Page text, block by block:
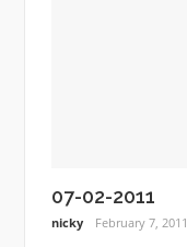
07-02-2011
nicky February 7, 2011